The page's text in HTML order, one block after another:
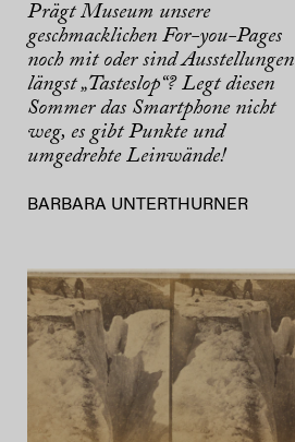
Prägt Museum unsere
geschmacklichen For-you-Pages
noch mit oder sind Ausstellungen
längst „Tasteslop“? Legt diesen
Sommer das Smartphone nicht
weg, es gibt Punkte und
umgedrehte Leinwände!
BARBARA UNTERTHURNER